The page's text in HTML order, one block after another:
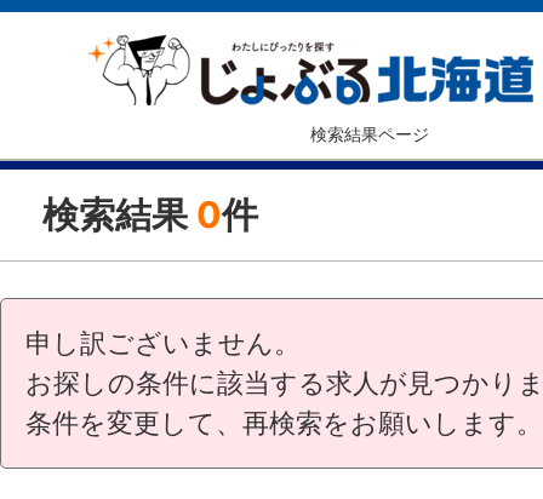
検索結果ページ
検索結果 0件
申し訳ございません。
お探しの条件に該当する求人が見つかり
条件を変更して、再検索をお願いします。